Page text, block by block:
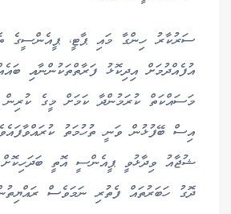
ސަރުކާރު ހިންގާ މައި ޕާޓީ، ޕީއެންސީގެ
އުފެއްދުމަށް އިދިކޮޅު ފަރާތްތަކުންނާއި
މަސައްކަތް ކުރަމުންދާ ކަމަށް މީގެ
އިސް ބޭފުޅުން ވަނީ ތުހުމަތު
ޝުޖާއު ވިދާޅުވީ ޕީއެންސީ އޮތީ ބަދަހިކޮށް
ދޮގު ހަބަރުތައް ފެތުރި ނަމަވެސް